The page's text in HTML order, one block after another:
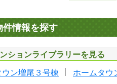
件情報を探す
ションライブラリーを見る
ウン増尾３号棟 ホームタウ